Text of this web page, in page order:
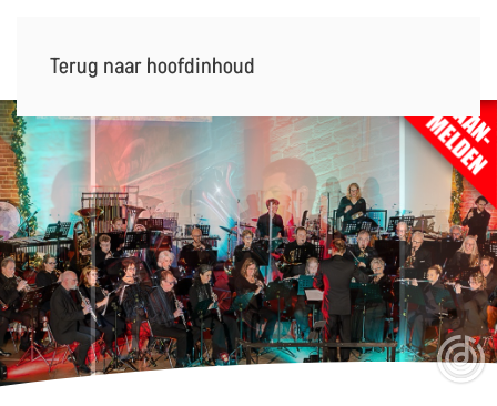
Terug naar hoofdinhoud